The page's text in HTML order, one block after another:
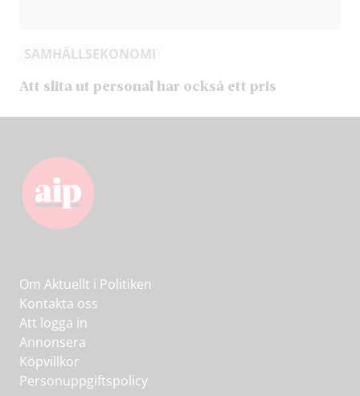
SAMHÄLLSEKONOMI
Att slita ut personal har också ett pris
Om Aktuellt i Politiken
Kontakta oss
Att logga in
Annonsera
Köpvillkor
Personuppgiftspolicy